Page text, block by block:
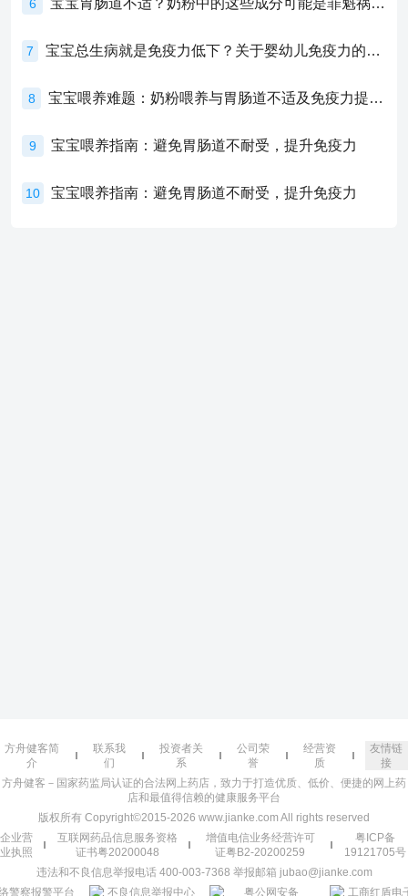
6 宝宝胃肠道不适？奶粉中的这些成分可能是罪魁祸首！
7 宝宝总生病就是免疫力低下？关于婴幼儿免疫力的真相，家长必须了解！
8 宝宝喂养难题：奶粉喂养与胃肠道不适及免疫力提升的奥秘
9 宝宝喂养指南：避免胃肠道不耐受，提升免疫力
10 宝宝喂养指南：避免胃肠道不耐受，提升免疫力
方舟健客简
介
联系我
们
投资者关
系
公司荣
誉
经营资
质
友情链
接
方舟健客－国家药监局认证的合法网上药店，致力于打造优质、低价、便捷的网上药
店和最值得信赖的健康服务平台
版权所有 Copyright©2015-2026 www.jianke.com All rights reserved
企业营
业执照
互联网药品信息服务资格
证书粤20200048
增值电信业务经营许可
证粤B2-20200259
粤ICP备
19121705号
违法和不良信息举报电话 400-003-7368 举报邮箱 jubao@jianke.com